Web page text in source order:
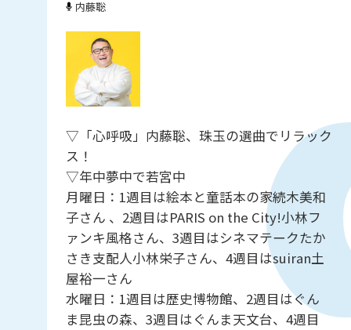
内藤聡
▽「心呼吸」内藤聡、珠玉の選曲でリラック
ス！
▽年中夢中で若宮中
月曜日：1週目は絵本と童話本の家続木美和
子さん 、2週目はPARIS on the City!小林フ
ァンキ風格さん、3週目はシネマテークたか
さき支配人小林栄子さん、4週目はsuiran土
屋裕一さん
水曜日：1週目は歴史博物館、2週目はぐん
ま昆虫の森、3週目はぐんま天文台、4週目